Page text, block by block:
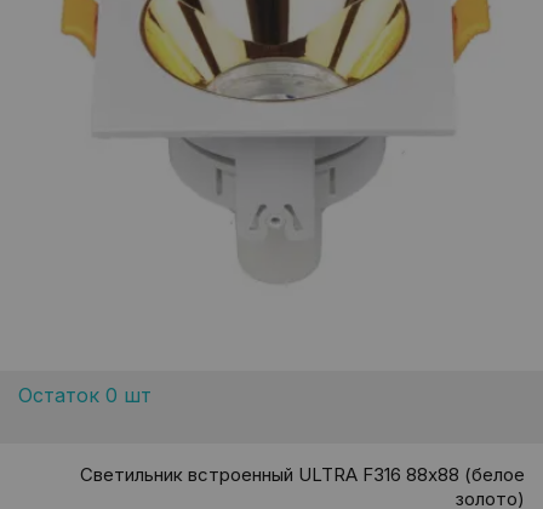
Остаток 0 шт
Светильник встроенный ULTRA F316 88х88 (белое
золото)